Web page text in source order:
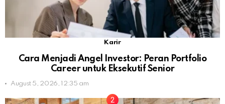
Karir
Cara Menjadi Angel Investor: Peran Portfolio
Career untuk Eksekutif Senior
August 5, 2026, 12:35 am